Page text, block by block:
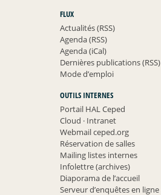
FLUX
Actualités (RSS)
Agenda (RSS)
Agenda (iCal)
Dernières publications (RSS)
Mode d’emploi
OUTILS INTERNES
Portail HAL Ceped
Cloud ·Intranet
Webmail ceped.org
Réservation de salles
Mailing listes internes
Infolettre (archives)
Diaporama de l’accueil
Serveur d’enquêtes en ligne